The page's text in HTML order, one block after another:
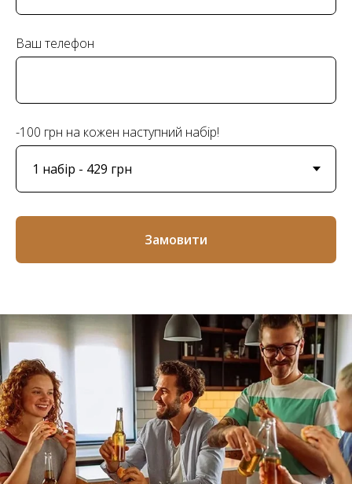
Ваш телефон
-100 грн на кожен наступний набір!
Замовити